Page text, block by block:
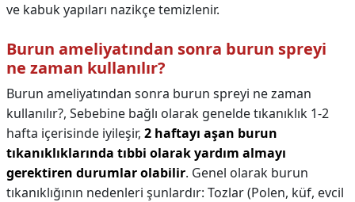
ve kabuk yapıları nazikçe temizlenir.
Burun ameliyatından sonra burun spreyi
ne zaman kullanılır?
Burun ameliyatından sonra burun spreyi ne zaman
kullanılır?, Sebebine bağlı olarak genelde tıkanıklık 1-2
hafta içerisinde iyileşir, 2 haftayı aşan burun
tıkanıklıklarında tıbbi olarak yardım almayı
gerektiren durumlar olabilir. Genel olarak burun
tıkanıklığının nedenleri şunlardır: Tozlar (Polen, küf, evcil